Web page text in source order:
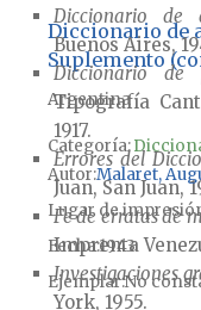
Diccionario de
Buenos Aires,
Diccionario de
Tipografía
1917.
Errores del
Juan, San Juan,
Fe de erratas de
Imprenta
Investigaciones
York, 1955.
Diccionario de
Suplemento
Argentina
Categoría:
Autor Malaret,
Lugar de
Fecha1943
EjemplarNo